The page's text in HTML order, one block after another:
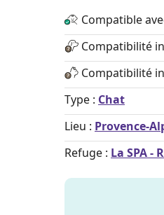
Compatible
Compatibilité
Compatibilité
Type : Chat
Lieu : Provence-
Refuge : La SPA -